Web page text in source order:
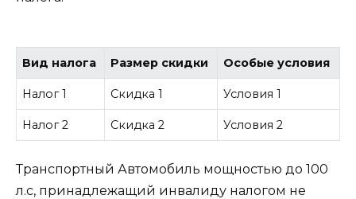
Вид налога Размер скидки Особые условия
Налог 1 Скидка 1 Условия 1
Налог 2 Скидка 2 Условия 2
Транспортный Автомобиль мощностью до 100
л.с, принадлежащий инвалиду налогом не